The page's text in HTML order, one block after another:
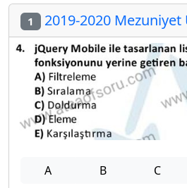
1 2019-2020 Mezuniyet
A B C